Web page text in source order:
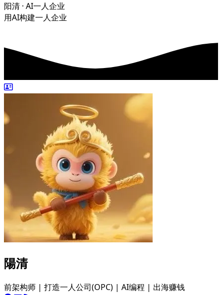
阳清 · AI一人企业
用AI构建一人企业
陽清
前架构师 | 打造一人公司(OPC) | AI编程 | 出海赚钱